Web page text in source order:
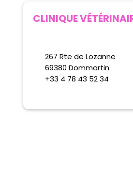
CLINIQUE
267 Rte de Lozanne
69380 Dommartin
+33 4 78 43 52 34